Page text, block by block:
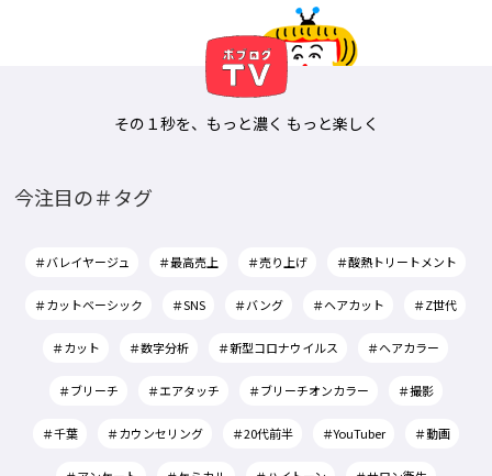
その１秒を、もっと濃く もっと楽しく
今注目の＃タグ
＃バレイヤージュ ＃最高売上 ＃売り上げ ＃酸熱トリートメント
＃カットベーシック ＃SNS ＃バング ＃ヘアカット ＃Z世代
＃カット ＃数字分析 ＃新型コロナウイルス ＃ヘアカラー
＃ブリーチ ＃エアタッチ ＃ブリーチオンカラー ＃撮影
＃千葉 ＃カウンセリング ＃20代前半 ＃YouTuber ＃動画